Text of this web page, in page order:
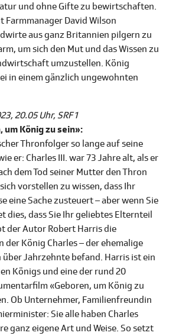
und ohne Gifte zu bewirtschaften.
Farmmanager David Wilson
aus ganz Britannien pilgern zu
um sich den Mut und das Wissen zu
umzustellen. König
in einem gänzlich ungewohnten
20.05 Uhr, SRF 1
um König zu sein»:
Thronfolger so lange auf seine
er: Charles III. war 73 Jahre alt, als er
dem Tod seiner Mutter den Thron
vorstellen zu wissen, dass Ihr
eine Sache zusteuert – aber wenn Sie
dies, dass Sie Ihr geliebtes Elternteil
der Autor Robert Harris die
der König Charles – der ehemalige
über Jahrzehnte befand. Harris ist ein
Königs und eine der rund 20
«Geboren, um König zu
Ob Unternehmer, Familienfreundin
Sie alle haben Charles
ganz eigene Art und Weise. So setzt